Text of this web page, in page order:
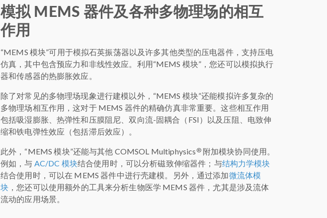
模拟 MEMS 器件及各种多物理场的相互
作用
“MEMS 模块”可用于模拟石英振荡器以及许多其他类型的压电器件，支持压电
仿真，其中包含预应力和非线性效应。利用“MEMS 模块”，您还可以模拟执行
器和传感器的热膨胀效应。
除了对常见的多物理场现象进行建模以外，“MEMS 模块”还能模拟许多复杂的
多物理场相互作用，这对于 MEMS 器件的精确仿真非常重要。这些相互作用
包括吸湿膨胀、热弹性和压膜阻尼、双向流-固耦合（FSI）以及压阻、电致伸
缩和铁电弹性效应（包括滞后效应）。
此外，“MEMS 模块”还能与其他 COMSOL Multiphysics ®附加模块协同使用。
例如，与 AC/DC 模块结合使用时，可以分析磁致伸缩器件；与结构力学模块
结合使用时，可以在 MEMS 器件中进行壳建模。另外，通过添加微流体模
块 ，您还可以使用额外的工具来分析生物医学 MEMS 器件，尤其是涉及流体
流动的应用场景。